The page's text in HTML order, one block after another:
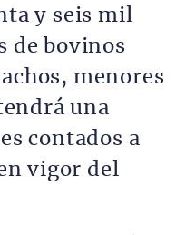
y seis mil
de bovinos
menores
una
contados a
vigor del